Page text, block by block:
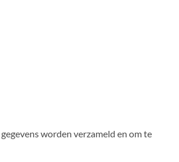
worden verzameld en om te